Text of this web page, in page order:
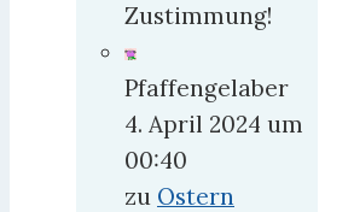
Zustimmung!
Pfaffengelaber
4. April 2024 um
00:40
zu Ostern